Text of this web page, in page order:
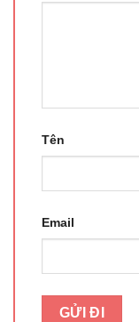
Tên
Email